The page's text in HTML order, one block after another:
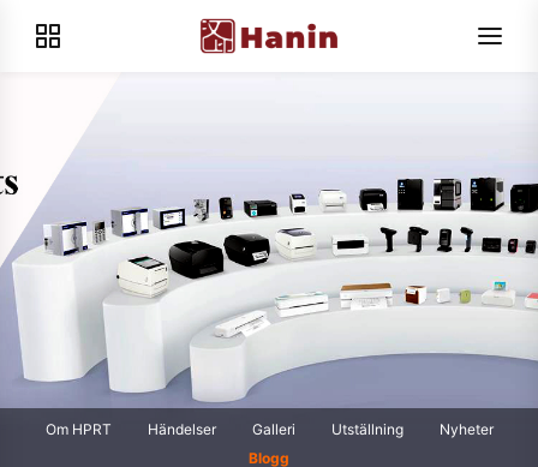
Om HPRT Händelser Galleri Utställning
Nyheter
Blogg